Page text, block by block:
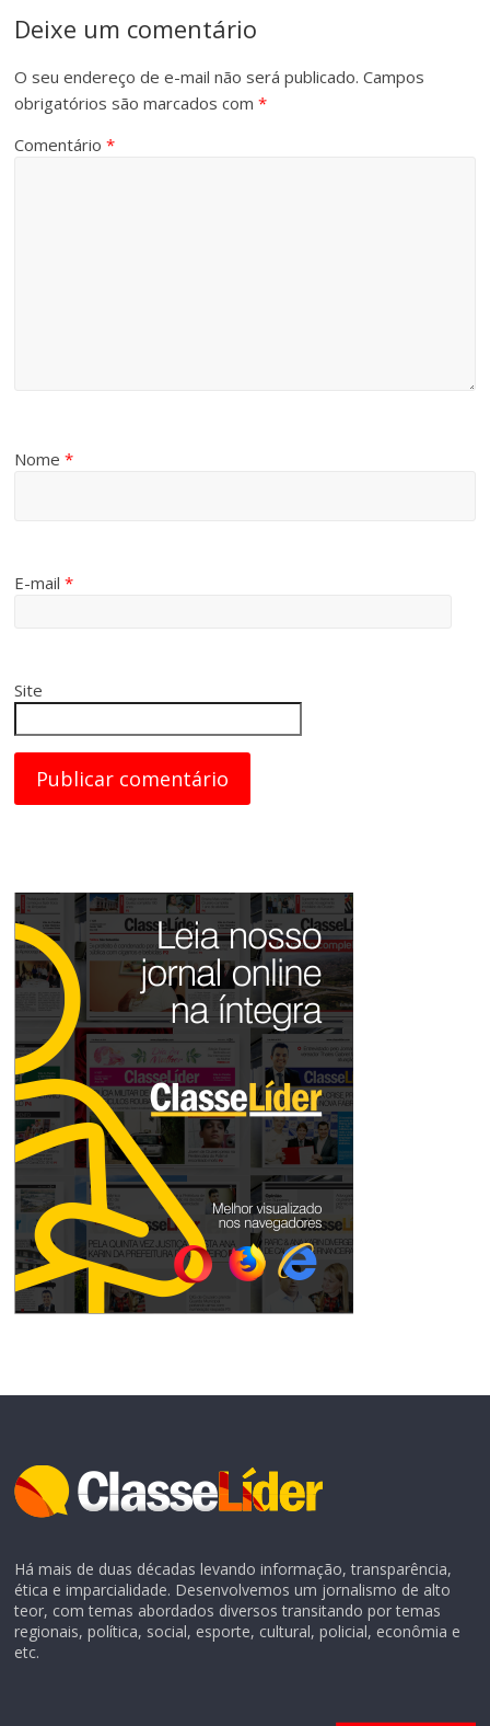
Deixe um comentário
O seu endereço de e-mail não será publicado. Campos
obrigatórios são marcados com*
Comentário*
Nome*
E-mail*
Site
Há mais de duas décadas levando informação, transparência,
ética e imparcialidade. Desenvolvemos um jornalismo de alto
teor, com temas abordados diversos transitando por temas
regionais, política, social, esporte, cultural, policial, econômia e
etc.